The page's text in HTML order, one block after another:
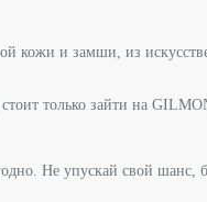
кожи и замши, из
только зайти на
Не упускай свой шанс,